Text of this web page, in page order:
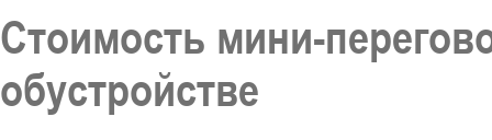
Стоимость мини-
обустройстве